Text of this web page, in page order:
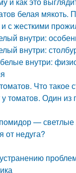
белая мякоть.
с жесткими
внутри:
внутри:
внутри:
Что такое
томатов. Один из
— светлые
от недуга?